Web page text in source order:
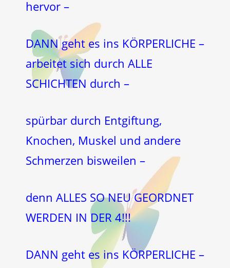
hervor –
DANN geht es ins KÖRPERLICHE –
arbeitet sich durch ALLE
SCHICHTEN durch –
spürbar durch Entgiftung,
Knochen, Muskel und andere
Schmerzen bisweilen –
denn ALLES SO NEU GEORDNET
WERDEN IN DER 4!!!
DANN geht es ins KÖRPERLICHE –